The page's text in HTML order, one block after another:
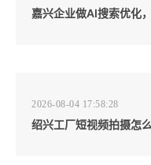
嘉兴企业做AI搜索优化
2026-08-04 17:58:28
绍兴工厂短视频拍摄怎